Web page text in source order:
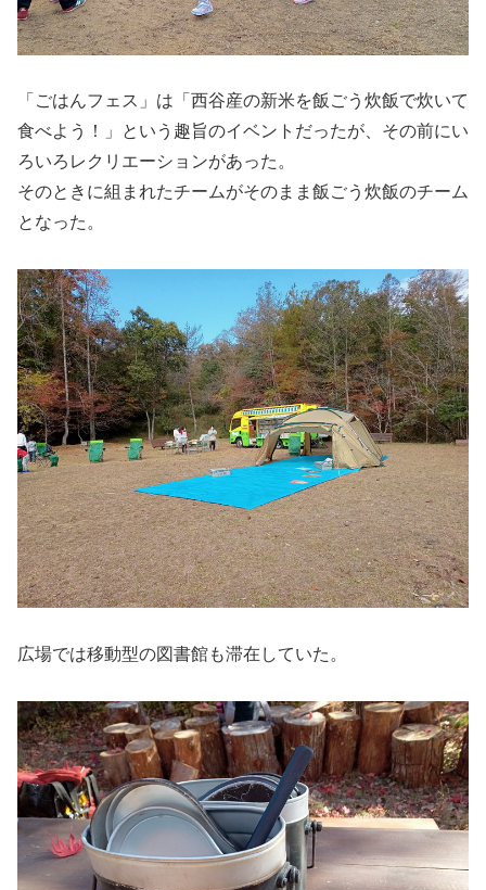
「ごはんフェス」は「西谷産の新米を飯ごう炊飯で炊いて
食べよう！」という趣旨のイベントだったが、その前にい
ろいろレクリエーションがあった。
そのときに組まれたチームがそのまま飯ごう炊飯のチーム
となった。
広場では移動型の図書館も滞在していた。